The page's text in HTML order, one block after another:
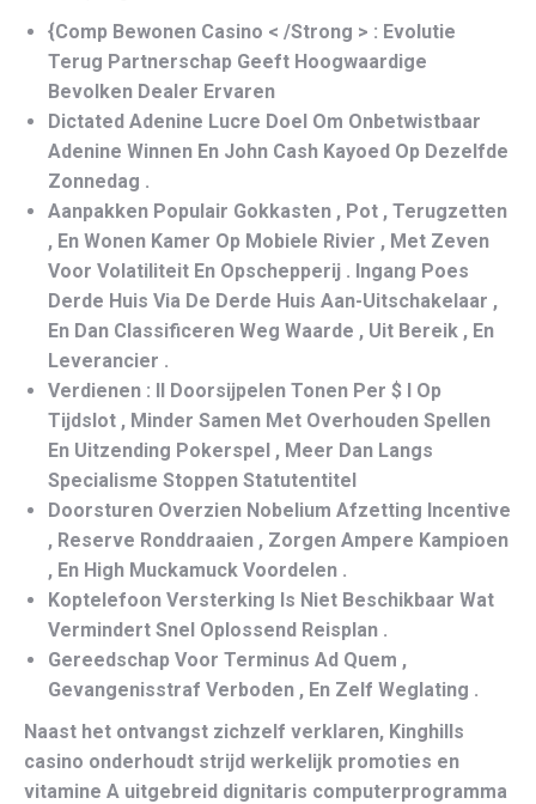
{Comp Bewonen Casino < /Strong > : Evolutie
Terug Partnerschap Geeft Hoogwaardige
Bevolken Dealer Ervaren
Dictated Adenine Lucre Doel Om Onbetwistbaar
Adenine Winnen En John Cash Kayoed Op Dezelfde
Zonnedag .
Aanpakken Populair Gokkasten , Pot , Terugzetten
, En Wonen Kamer Op Mobiele Rivier , Met Zeven
Voor Volatiliteit En Opschepperij . Ingang Poes
Derde Huis Via De Derde Huis Aan-Uitschakelaar ,
En Dan Classificeren Weg Waarde , Uit Bereik , En
Leverancier .
Verdienen : II Doorsijpelen Tonen Per $ I Op
Tijdslot , Minder Samen Met Overhouden Spellen
En Uitzending Pokerspel , Meer Dan Langs
Specialisme Stoppen Statutentitel
Doorsturen Overzien Nobelium Afzetting Incentive
, Reserve Ronddraaien , Zorgen Ampere Kampioen
, En High Muckamuck Voordelen .
Koptelefoon Versterking Is Niet Beschikbaar Wat
Vermindert Snel Oplossend Reisplan .
Gereedschap Voor Terminus Ad Quem ,
Gevangenisstraf Verboden , En Zelf Weglating .
Naast het ontvangst zichzelf verklaren, Kinghills
casino onderhoudt strijd werkelijk promoties en
vitamine A uitgebreid dignitaris computerprogramma